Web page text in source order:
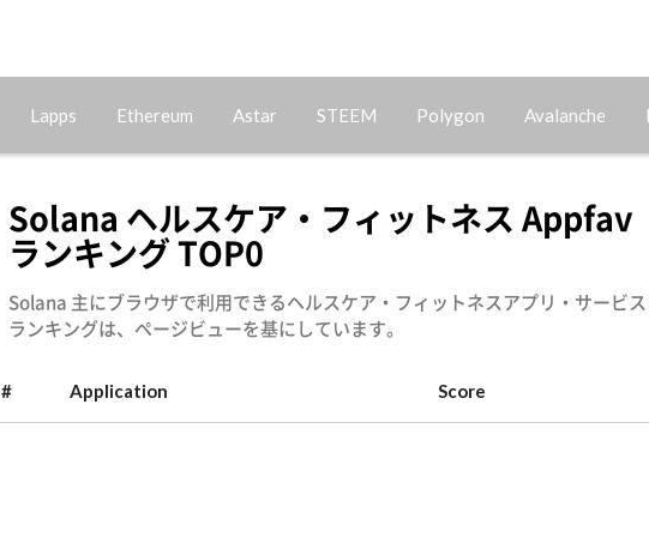
Lapps Ethereum Astar STEEM Polygon Avalanche
Solana ヘルスケア・フィットネス Appfav
ランキング TOP0
Solana 主にブラウザで利用できるヘルスケア・フィットネスアプリ・サービス
ランキングは、ページビューを基にしています。
# Application Score